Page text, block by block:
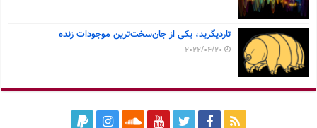
تاردیگرید، یکی از جان‌سخت‌ترین موجودات زنده
2022/04/20